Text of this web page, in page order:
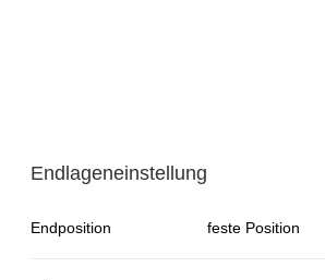
Endlageneinstellung
Endposition feste Position